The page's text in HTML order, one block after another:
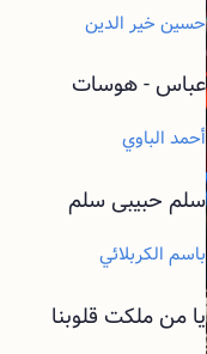
حسين خير الدين
عباس - هوسات
أحمد الباوي
سلم حبيبى سلم
باسم الكربلائي
يا من ملكت قلوبنا